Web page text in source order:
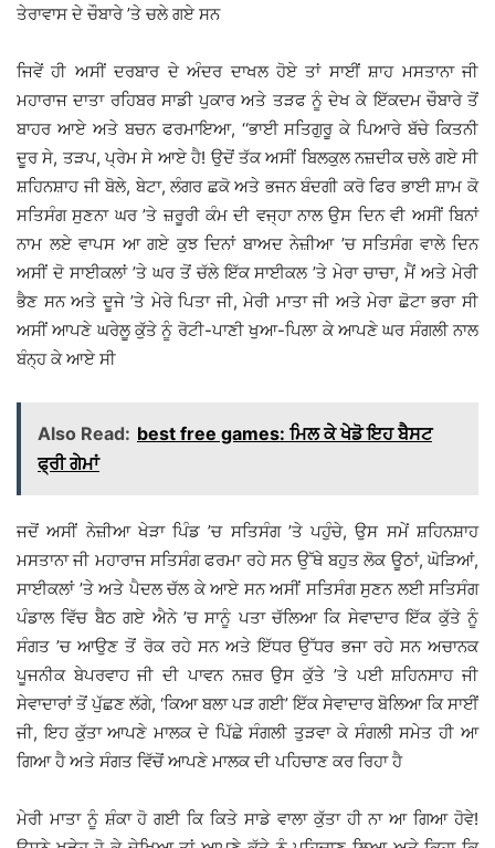
ਤੇਰਾਵਾਸ ਦੇ ਚੌਬਾਰੇ ’ਤੇ ਚਲੇ ਗਏ ਸਨ
ਜਿਵੇਂ ਹੀ ਅਸੀਂ ਦਰਬਾਰ ਦੇ ਅੰਦਰ ਦਾਖਲ ਹੋਏ ਤਾਂ ਸਾਈਂ ਸ਼ਾਹ ਮਸਤਾਨਾ ਜੀ
ਮਹਾਰਾਜ ਦਾਤਾ ਰਹਿਬਰ ਸਾਡੀ ਪੁਕਾਰ ਅਤੇ ਤੜਫ ਨੂੰ ਦੇਖ ਕੇ ਇੱਕਦਮ ਚੌਬਾਰੇ ਤੋਂ
ਬਾਹਰ ਆਏ ਅਤੇ ਬਚਨ ਫਰਮਾਇਆ, ‘‘ਭਾਈ ਸਤਿਗੁਰੂ ਕੇ ਪਿਆਰੇ ਬੱਚੇ ਕਿਤਨੀ
ਦੂਰ ਸੇ, ਤੜਪ, ਪ੍ਰੇਮ ਸੇ ਆਏ ਹੈ! ਉਦੋਂ ਤੱਕ ਅਸੀਂ ਬਿਲਕੁਲ ਨਜ਼ਦੀਕ ਚਲੇ ਗਏ ਸੀ
ਸ਼ਹਿਨਸ਼ਾਹ ਜੀ ਬੋਲੇ, ਬੇਟਾ, ਲੰਗਰ ਛਕੋ ਅਤੇ ਭਜਨ ਬੰਦਗੀ ਕਰੋ ਫਿਰ ਭਾਈ ਸ਼ਾਮ ਕੋ
ਸਤਿਸੰਗ ਸੁਣਨਾ ਘਰ ’ਤੇ ਜ਼ਰੂਰੀ ਕੰਮ ਦੀ ਵਜ੍ਹਾ ਨਾਲ ਉਸ ਦਿਨ ਵੀ ਅਸੀਂ ਬਿਨਾਂ
ਨਾਮ ਲਏ ਵਾਪਸ ਆ ਗਏ ਕੁਝ ਦਿਨਾਂ ਬਾਅਦ ਨੇਜ਼ੀਆ ’ਚ ਸਤਿਸੰਗ ਵਾਲੇ ਦਿਨ
ਅਸੀਂ ਦੋ ਸਾਈਕਲਾਂ ’ਤੇ ਘਰ ਤੋਂ ਚੱਲੇ ਇੱਕ ਸਾਈਕਲ ’ਤੇ ਮੇਰਾ ਚਾਚਾ, ਮੈਂ ਅਤੇ ਮੇਰੀ
ਭੈਣ ਸਨ ਅਤੇ ਦੂਜੇ ’ਤੇ ਮੇਰੇ ਪਿਤਾ ਜੀ, ਮੇਰੀ ਮਾਤਾ ਜੀ ਅਤੇ ਮੇਰਾ ਛੋਟਾ ਭਰਾ ਸੀ
ਅਸੀਂ ਆਪਣੇ ਘਰੇਲੂ ਕੁੱਤੇ ਨੂੰ ਰੋਟੀ-ਪਾਣੀ ਖੁਆ-ਪਿਲਾ ਕੇ ਆਪਣੇ ਘਰ ਸੰਗਲੀ ਨਾਲ
ਬੰਨ੍ਹ ਕੇ ਆਏ ਸੀ
Also Read: best free games: ਮਿਲ ਕੇ ਖੇਡੋ ਇਹ ਬੈਸਟ
ਫ੍ਰੀ ਗੇਮਾਂ
ਜਦੋਂ ਅਸੀਂ ਨੇਜ਼ੀਆ ਖੇੜਾ ਪਿੰਡ ’ਚ ਸਤਿਸੰਗ ’ਤੇ ਪਹੁੰਚੇ, ਉਸ ਸਮੇਂ ਸ਼ਹਿਨਸ਼ਾਹ
ਮਸਤਾਨਾ ਜੀ ਮਹਾਰਾਜ ਸਤਿਸੰਗ ਫਰਮਾ ਰਹੇ ਸਨ ਉੱਥੇ ਬਹੁਤ ਲੋਕ ਊਠਾਂ, ਘੋੜਿਆਂ,
ਸਾਈਕਲਾਂ ’ਤੇ ਅਤੇ ਪੈਦਲ ਚੱਲ ਕੇ ਆਏ ਸਨ ਅਸੀਂ ਸਤਿਸੰਗ ਸੁਣਨ ਲਈ ਸਤਿਸੰਗ
ਪੰਡਾਲ ਵਿੱਚ ਬੈਠ ਗਏ ਐਨੇ ’ਚ ਸਾਨੂੰ ਪਤਾ ਚੱਲਿਆ ਕਿ ਸੇਵਾਦਾਰ ਇੱਕ ਕੁੱਤੇ ਨੂੰ
ਸੰਗਤ ’ਚ ਆਉਣ ਤੋਂ ਰੋਕ ਰਹੇ ਸਨ ਅਤੇ ਇੱਧਰ ਉੱਧਰ ਭਜਾ ਰਹੇ ਸਨ ਅਚਾਨਕ
ਪੂਜਨੀਕ ਬੇਪਰਵਾਹ ਜੀ ਦੀ ਪਾਵਨ ਨਜ਼ਰ ਉਸ ਕੁੱਤੇ ’ਤੇ ਪਈ ਸ਼ਹਿਨਸਾਹ ਜੀ
ਸੇਵਾਦਾਰਾਂ ਤੋਂ ਪੁੱਛਣ ਲੱਗੇ, ‘ਕਿਆ ਬਲਾ ਪੜ ਗਈ’ ਇੱਕ ਸੇਵਾਦਾਰ ਬੋਲਿਆ ਕਿ ਸਾਈਂ
ਜੀ, ਇਹ ਕੁੱਤਾ ਆਪਣੇ ਮਾਲਕ ਦੇ ਪਿੱਛੇ ਸੰਗਲੀ ਤੁੜਵਾ ਕੇ ਸੰਗਲੀ ਸਮੇਤ ਹੀ ਆ
ਗਿਆ ਹੈ ਅਤੇ ਸੰਗਤ ਵਿੱਚੋਂ ਆਪਣੇ ਮਾਲਕ ਦੀ ਪਹਿਚਾਣ ਕਰ ਰਿਹਾ ਹੈ
ਮੇਰੀ ਮਾਤਾ ਨੂੰ ਸ਼ੰਕਾ ਹੋ ਗਈ ਕਿ ਕਿਤੇ ਸਾਡੇ ਵਾਲਾ ਕੁੱਤਾ ਹੀ ਨਾ ਆ ਗਿਆ ਹੋਵੇ!